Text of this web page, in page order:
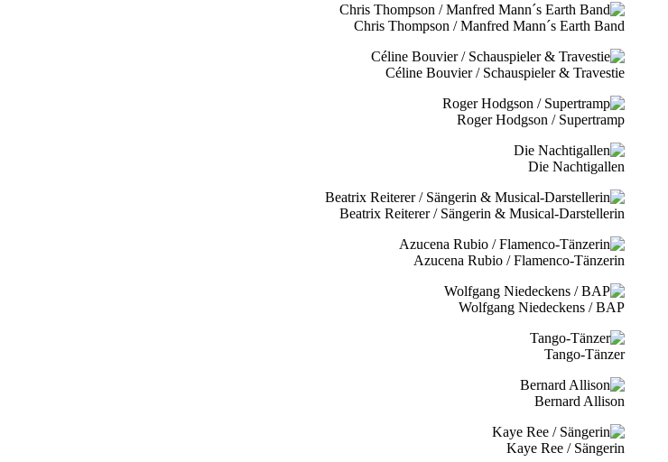
Chris Thompson / Manfred Mann´s Earth Band
Céline Bouvier / Schauspieler & Travestie
Roger Hodgson / Supertramp
Die Nachtigallen
Beatrix Reiterer / Sängerin & Musical-Darstellerin
Azucena Rubio / Flamenco-Tänzerin
Wolfgang Niedeckens / BAP
Tango-Tänzer
Bernard Allison
Kaye Ree / Sängerin